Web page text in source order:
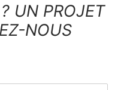
UN PROJET
NOUS